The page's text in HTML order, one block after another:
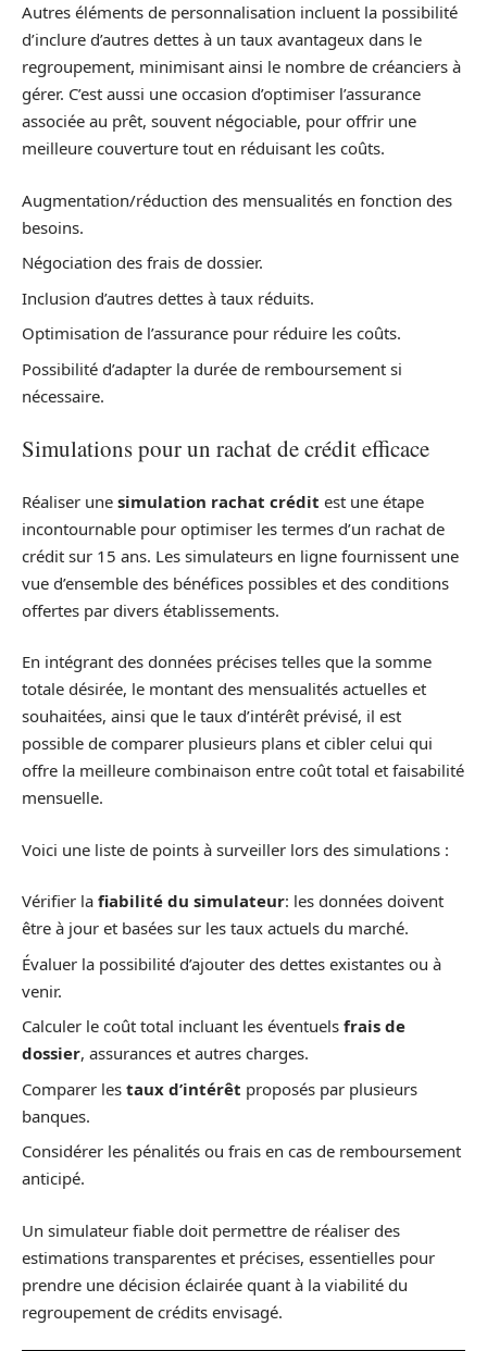
Autres éléments de personnalisation incluent la possibilité
d’inclure d’autres dettes à un taux avantageux dans le
regroupement, minimisant ainsi le nombre de créanciers à
gérer. C’est aussi une occasion d’optimiser l’assurance
associée au prêt, souvent négociable, pour offrir une
meilleure couverture tout en réduisant les coûts.
Augmentation/réduction des mensualités en fonction des
besoins.
Négociation des frais de dossier.
Inclusion d’autres dettes à taux réduits.
Optimisation de l’assurance pour réduire les coûts.
Possibilité d’adapter la durée de remboursement si
nécessaire.
Simulations pour un rachat de crédit efficace
Réaliser une simulation rachat crédit est une étape
incontournable pour optimiser les termes d’un rachat de
crédit sur 15 ans. Les simulateurs en ligne fournissent une
vue d’ensemble des bénéfices possibles et des conditions
offertes par divers établissements.
En intégrant des données précises telles que la somme
totale désirée, le montant des mensualités actuelles et
souhaitées, ainsi que le taux d’intérêt prévisé, il est
possible de comparer plusieurs plans et cibler celui qui
offre la meilleure combinaison entre coût total et faisabilité
mensuelle.
Voici une liste de points à surveiller lors des simulations :
Vérifier la fiabilité du simulateur: les données doivent
être à jour et basées sur les taux actuels du marché.
Évaluer la possibilité d’ajouter des dettes existantes ou à
venir.
Calculer le coût total incluant les éventuels frais de
dossier, assurances et autres charges.
Comparer les taux d’intérêt proposés par plusieurs
banques.
Considérer les pénalités ou frais en cas de remboursement
anticipé.
Un simulateur fiable doit permettre de réaliser des
estimations transparentes et précises, essentielles pour
prendre une décision éclairée quant à la viabilité du
regroupement de crédits envisagé.